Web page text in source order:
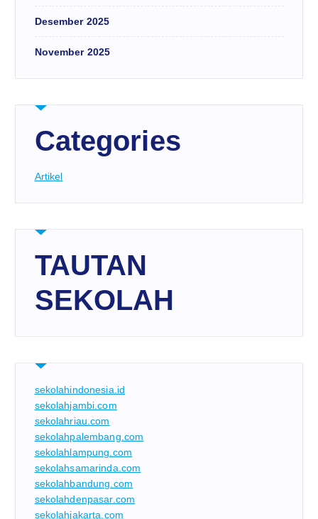
Desember 2025
November 2025
Categories
Artikel
TAUTAN
SEKOLAH
sekolahindonesia.id
sekolahjambi.com
sekolahriau.com
sekolahpalembang.com
sekolahlampung.com
sekolahsamarinda.com
sekolahbandung.com
sekolahdenpasar.com
sekolahjakarta.com